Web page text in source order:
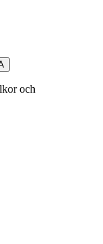
och